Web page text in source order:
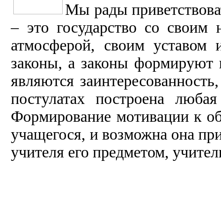
Мы рады п
– это государство со своим
атмосферой, своим уставом
законы, а законы формируют
являются заинтересо
постулатах построена
Формирование мотивации к
учащегося, и возможна она
учителя его предметом,